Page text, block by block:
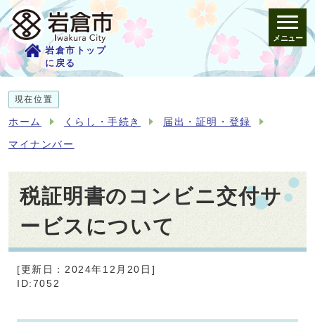
岩倉市トップ
に戻る
メニュー
現在位置
ホーム くらし・手続き 届出・証明・登録
マイナンバー
税証明書のコンビニ交付サ
ービスについて
[更新日：2024年12月20日]
ID:7052